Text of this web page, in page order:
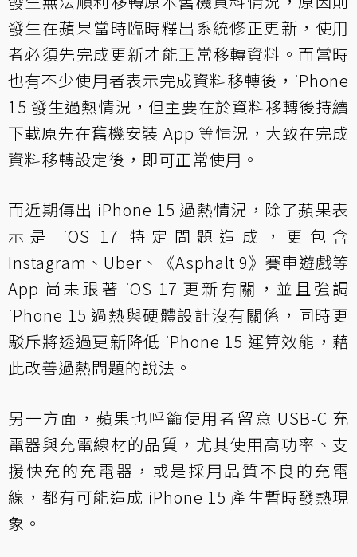
發生在蘋果當時臨時釋出系統修正更新，使用
者必須先完成更新才能正常移轉資料。而當時
也有不少使用者表示完成資料移轉後，iPhone
15 發生過熱情況，但主要在於資料移轉後持續
下載原先在舊機安裝 App 等情況，大致在完成
資料移轉設定後，即可正常使用。
而近期傳出 iPhone 15 過熱情況，除了蘋果表
示是 iOS 17 特定問題造成，更包含
Instagram、Uber、《Asphalt 9》賽車遊戲等
App 尚未跟著 iOS 17 更新有關，並且強調
iPhone 15 過熱與硬體設計沒有關係，同時更
駁斥將透過更新降低 iPhone 15 運算效能，藉
此改善過熱問題的說法。
另一方面，蘋果也呼籲使用者留意 USB-C 充
電器與充電線材的品質，尤其使用高功率、支
援快充的充電器，或是採用品質不良的充電
線，都有可能造成 iPhone 15 產生暫時發熱現
象。